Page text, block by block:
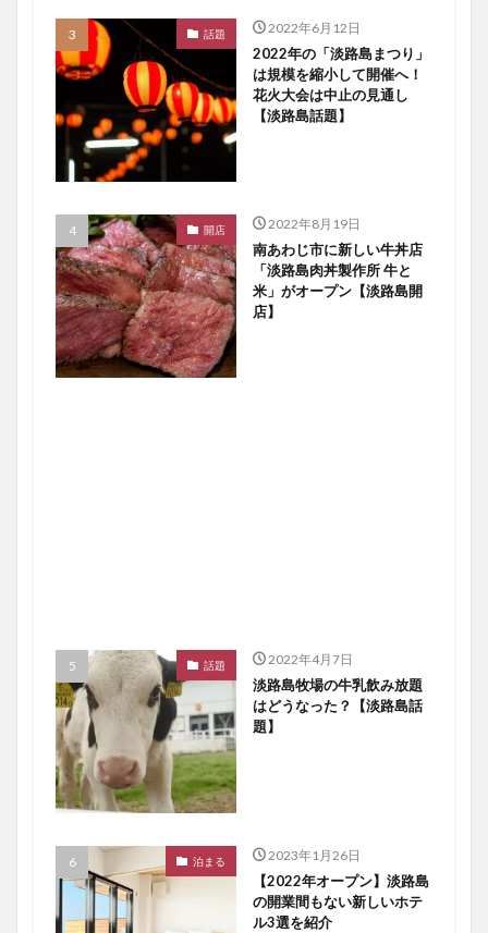
話題 2022年6月12日
2022年の「淡路島まつり」
は規模を縮小して開催へ！
花火大会は中止の見通し
【淡路島話題】
開店 2022年8月19日
南あわじ市に新しい牛丼店
「淡路島肉丼製作所 牛と
米」がオープン【淡路島開
店】
話題 2022年4月7日
淡路島牧場の牛乳飲み放題
はどうなった？【淡路島話
題】
泊まる 2023年1月26日
【2022年オープン】淡路島
の開業間もない新しいホテ
ル3選を紹介